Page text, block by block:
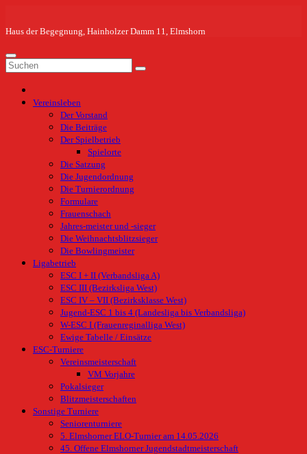
springen
Haus der Begegnung, Hainholzer Damm 11, Elmshorn
Vereinsleben
Der Vorstand
Die Beiträge
Der Spielbetrieb
Spielorte
Die Satzung
Die Jugendordnung
Die Turnierordnung
Formulare
Frauenschach
Jahres-meister und -sieger
Die Weihnachtsblitzsieger
Die Bowlingmeister
Ligabetrieb
ESC I + II (Verbandsliga A)
ESC III (Bezirksliga West)
ESC IV – VII (Bezirksklasse West)
Jugend-ESC 1 bis 4 (Landesliga bis Verbandsliga)
W-ESC I (Frauenreginalliga West)
Ewige Tabelle / Einsätze
ESC-Turniere
Vereinsmeisterschaft
VM Vorjahre
Pokalsieger
Blitzmeisterschaften
Sonstige Turniere
Seniorenturniere
5. Elmshorner ELO-Turnier am 14.05.2026
45. Offene Elmshorner Jugendstadtmeisterschaft